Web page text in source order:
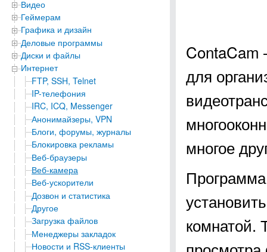
Видео
Геймерам
Графика и дизайн
Деловые программы
Диски и файлы
Интернет
FTP, SSH, Telnet
IP-телефония
IRC, ICQ, Messenger
Анонимайзеры, VPN
Блоги, форумы, журналы
Блокировка рекламы
Веб-браузеры
Веб-камера
Веб-ускорители
Дозвон и статистика
Другое
Загрузка файлов
Менеджеры закладок
Новости и RSS-клиенты
ContaCam
для
многое
комнатой.